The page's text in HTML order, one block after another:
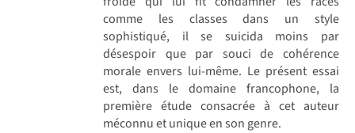
comme les classes dans un style
sophistiqué, il se suicida moins par
désespoir que par souci de cohérence
morale envers lui-même. Le présent essai
est, dans le domaine francophone, la
première étude consacrée à cet auteur
méconnu et unique en son genre.